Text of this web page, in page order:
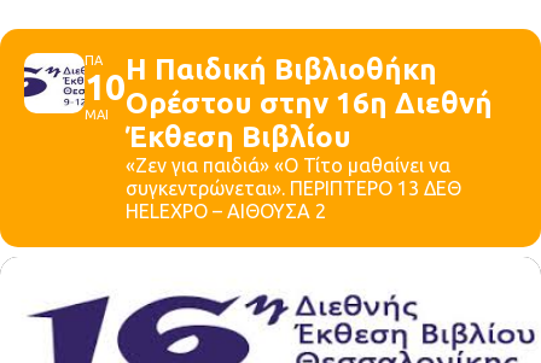
ΠΑ
10
ΜΑΙ
Η Παιδική Βιβλιοθήκη
Ορέστου στην 16η Διεθνή
Έκθεση Βιβλίου
«Ζεν για παιδιά» «Ο Τίτο μαθαίνει να
συγκεντρώνεται». ΠΕΡΙΠΤΕΡΟ 13 ΔΕΘ
HELEXPO – ΑΙΘΟΥΣΑ 2